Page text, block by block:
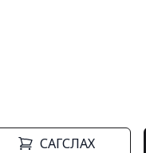
САГСЛАХ